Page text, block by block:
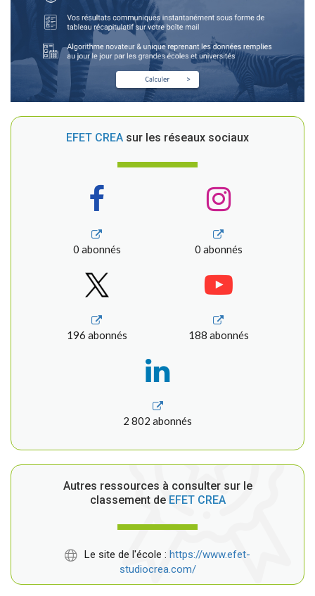
EFET CREA sur les réseaux sociaux
0 abonnés 0 abonnés
196 abonnés 188 abonnés
2 802 abonnés
Autres ressources à consulter sur le
classement deEFET CREA
Le site de l'école : https://www.efet-
studiocrea.com/